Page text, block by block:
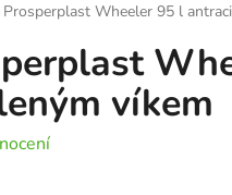
Prosperplast Wheeler 95 l
víkem